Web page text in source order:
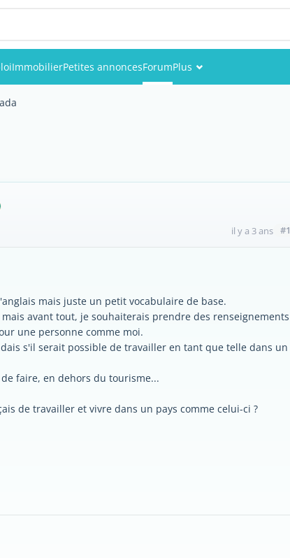
ImmobilierPetites annoncesForumPlus
il y a 3 ans #1
mais juste un petit vocabulaire de base.
avant tout, je souhaiterais prendre des renseignements
une personne comme moi.
s'il serait possible de travailler en tant que telle dans un
faire, en dehors du tourisme...
de travailler et vivre dans un pays comme celui-ci ?